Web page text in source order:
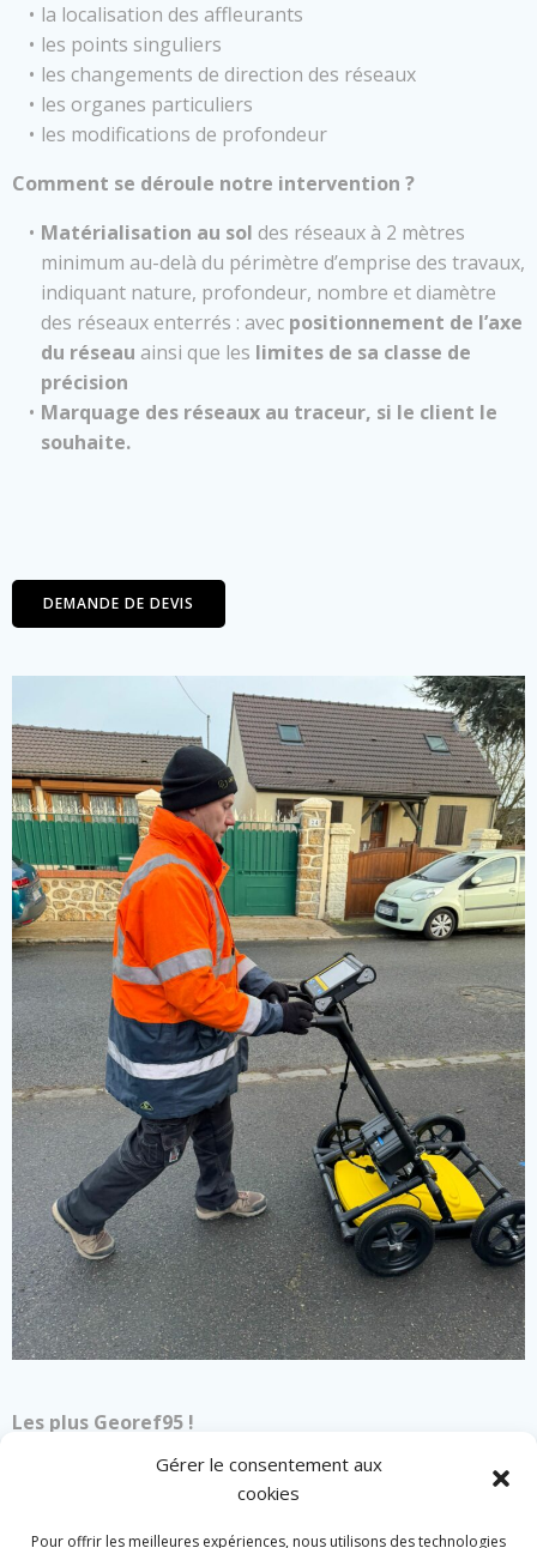
Gérer le consentement aux
cookies
Pour offrir les meilleures expériences, nous utilisons des technologies
la localisation des affleurants
les points singuliers
les changements de direction des réseaux
les organes particuliers
les modifications de profondeur
Comment se déroule notre intervention ?
Matérialisation au sol des réseaux à 2 mètres
minimum au-delà du périmètre d’emprise des travaux,
indiquant nature, profondeur, nombre et diamètre
des réseaux enterrés : avec positionnement de l’axe
du réseau ainsi que les limites de sa classe de
précision
Marquage des réseaux au traceur, si le client le
souhaite.
DEMANDE DE DEVIS
Les plus Georef95 !
Techniciens qualifiés
Travail rapide et soigné
Prix compétitifs